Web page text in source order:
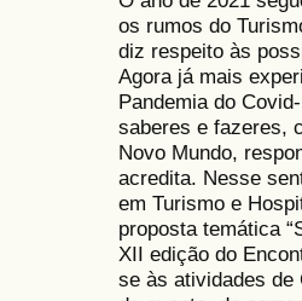
os rumos do
diz respeito às
Agora já mais
Pandemia do
saberes e fazeres,
Novo Mundo,
acredita. Nesse
em Turismo e
proposta temática
XII edição do
se às atividades de